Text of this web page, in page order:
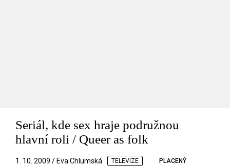
Seriál, kde sex hraje podružnou
hlavní roli / Queer as folk
1. 10. 2009 / Eva Chlumská TELEVIZE PLACENÝ